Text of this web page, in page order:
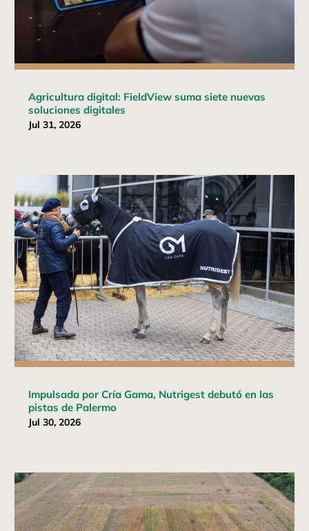
Agricultura digital: FieldView suma siete nuevas
soluciones digitales
Jul 31, 2026
Impulsada por Cría Gama, Nutrigest debutó en las
pistas de Palermo
Jul 30, 2026